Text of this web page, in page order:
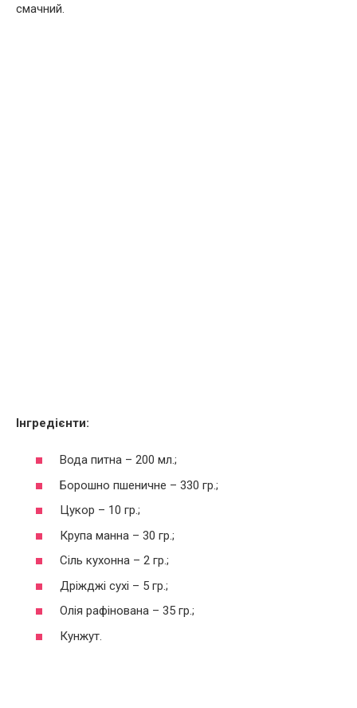
смачний.
Інгредієнти:
Вода питна – 200 мл.;
Борошно пшеничне – 330 гр.;
Цукор – 10 гр.;
Крупа манна – 30 гр.;
Сіль кухонна – 2 гр.;
Дріжджі сухі – 5 гр.;
Олія рафінована – 35 гр.;
Кунжут.